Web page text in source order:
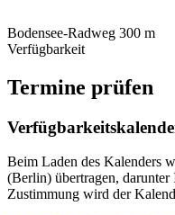
Bodensee-Radweg 300 m
Verfügbarkeit
Termine prüfen
Beim Laden des Kalenders
(Berlin) übertragen,
Zustimmung wird der